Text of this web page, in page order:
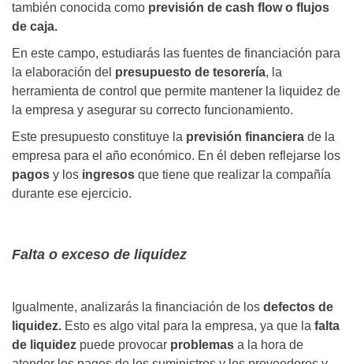
también conocida como previsión de cash flow o flujos
de caja.
En este campo, estudiarás las fuentes de financiación para
la elaboración del presupuesto de tesorería, la
herramienta de control que permite mantener la liquidez de
la empresa y asegurar su correcto funcionamiento.
Este presupuesto constituye la previsión financiera de la
empresa para el año económico. En él deben reflejarse los
pagos y los ingresos que tiene que realizar la compañía
durante ese ejercicio.
Falta o exceso de liquidez
Igualmente, analizarás la financiación de los defectos de
liquidez. Esto es algo vital para la empresa, ya que la falta
de liquidez puede provocar problemas a la hora de